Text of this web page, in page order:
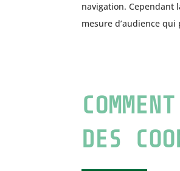
navigation. Cependant
mesure d’audience
DES